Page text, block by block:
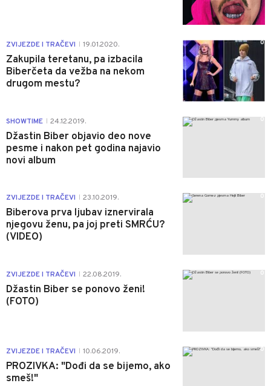
ZVIJEZDE I TRAČEVI 19.01.2020.
Zakupila teretanu, pa izbacila
Biberčeta da vežba na nekom
drugom mestu?
0
SHOWTIME 24.12.2019.
Džastin Biber objavio deo nove
pesme i nakon pet godina najavio
novi album
0
ZVIJEZDE I TRAČEVI 23.10.2019.
Biberova prva ljubav iznervirala
njegovu ženu, pa joj preti SMRĆU?
(VIDEO)
0
ZVIJEZDE I TRAČEVI 22.08.2019.
Džastin Biber se ponovo ženi!
(FOTO)
0
ZVIJEZDE I TRAČEVI 10.06.2019.
PROZIVKA: "Dođi da se bijemo, ako
smeš!"
0